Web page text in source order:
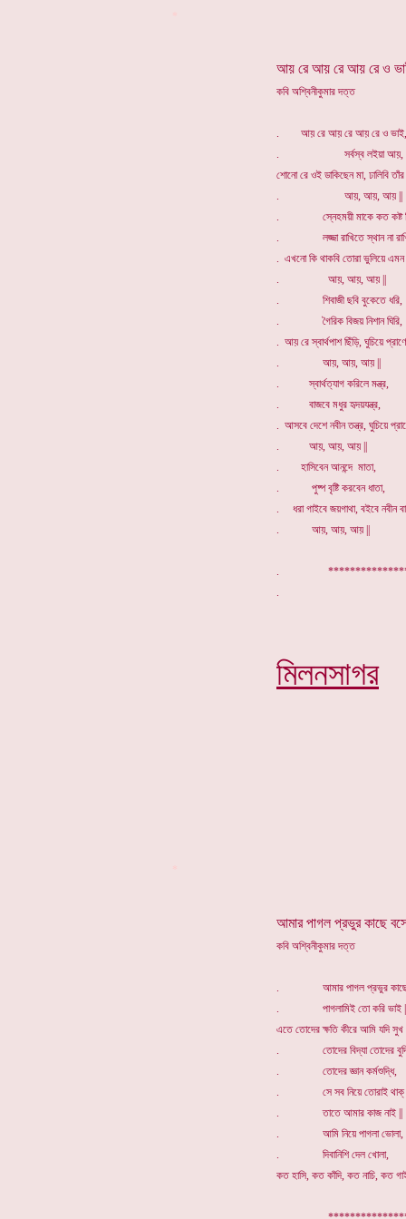
আয় রে আয় রে আয় রে ও
কবি অশ্বিনীকুমার দত্ত
. আয় রে আয় রে আয় রে ও ভাই,
. সর্বস্ব লইয়া আয়,
শোনো রে ওই ডাকিছেন মা, ঢালিবি
. আয়, আয়, আয় ||
. স্নেহময়ী মাকে কত কষ্ট
. লজ্জা রাখিতে স্থান না
. এখনো কি থাকবি তোরা ভুলিয়ে এমন
. আয়, আয়, আয় ||
. শিবাজী ছবি বুকেতে ধরি,
. গৈরিক বিজয় নিশান ঘিরি,
. আয় রে স্বার্থপাশ ছিঁড়ি, ঘুচিয়ে
. আয়, আয়, আয় ||
. স্বার্থত্যাগ করিলে মন্ত্র,
. বাজবে মধুর হৃদয়যন্ত্র,
. আসবে দেশে নবীন তন্ত্র, ঘুচিয়ে
. আয়, আয়, আয় ||
. হাসিবেন আনন্দে মাতা,
. পুষ্প বৃষ্টি করবেন ধাতা,
. ধরা গাইবে জয়গাথা, বইবে নবীন
. আয়, আয়, আয় ||
.
মিলনসাগর
আমার পাগল প্রভুর কাছে
কবি অশ্বিনীকুমার দত্ত
. আমার পাগল প্রভুর কাছে
. পাগলামিই তো করি ভাই |
এতে তোদের ক্ষতি কীরে আমি যদি সুখ
. তোদের বিদ্যা তোদের
. তোদের জ্ঞান কর্মশুদ্ধি,
. সে সব নিয়ে তোরাই থাক্
. তাতে আমার কাজ নাই ||
. আমি নিয়ে পাগলা ভোলা,
. দিবানিশি দেল খোলা,
কত হাসি, কত কাঁদি, কত নাচি, কত